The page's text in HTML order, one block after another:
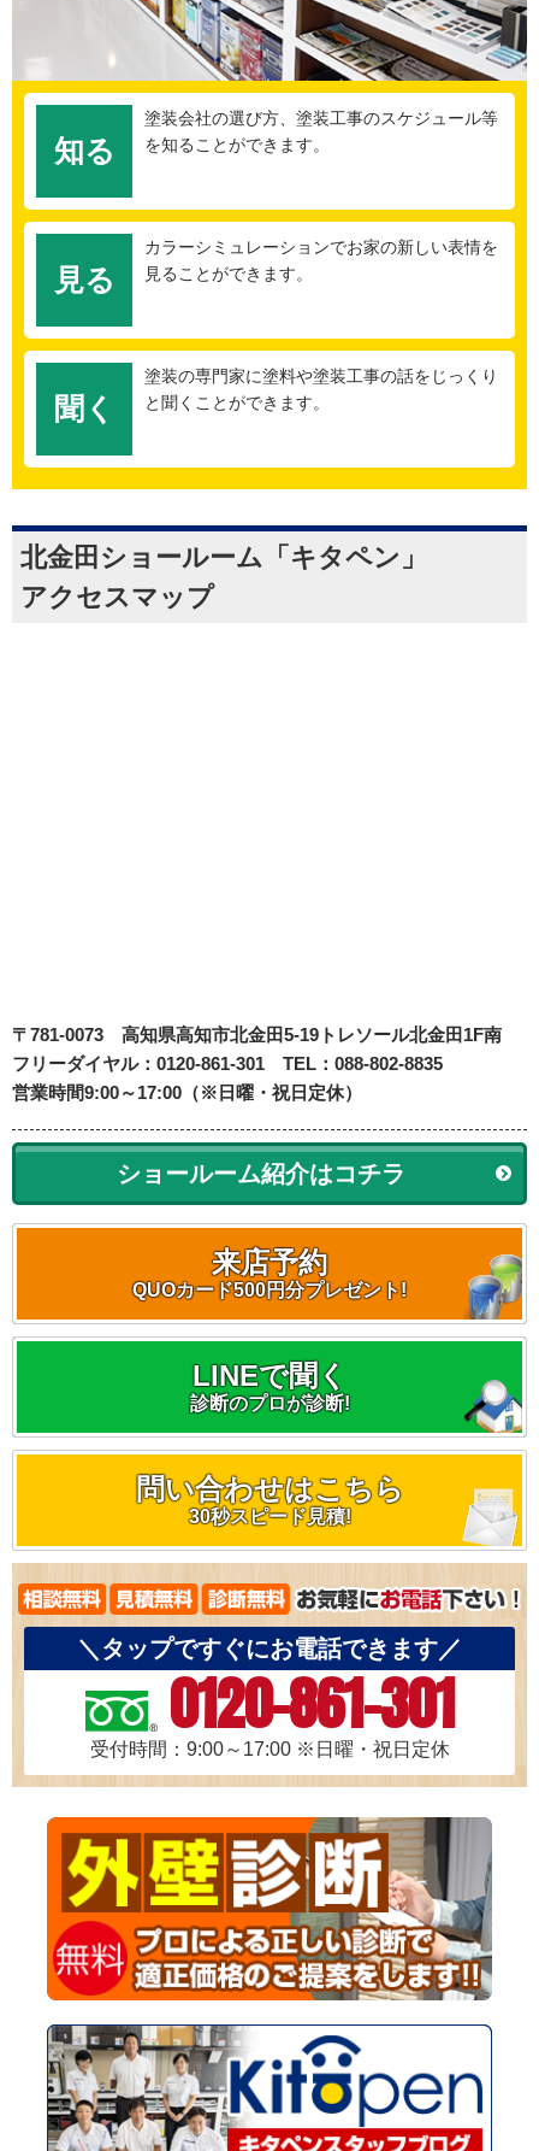
知る
塗装会社の選び方、塗装工事のスケジュール等
を知ることができます。
見る
カラーシミュレーションでお家の新しい表情を
見ることができます。
聞く
塗装の専門家に塗料や塗装工事の話をじっくり
と聞くことができます。
北金田ショールーム「キタペン」
アクセスマップ
〒781-0073 高知県高知市北金田5-19 トレソール北金田1F南
フリーダイヤル：0120-861-301 TEL：088-802-8835
営業時間9:00～17:00（※日曜・祝日定休）
ショールーム紹介はコチラ
来店予約
QUOカード500円分プレゼント!
LINEで聞く
診断のプロが診断!
問い合わせはこちら
30秒スピード見積!
＼タップですぐにお電話できます／
0120-861-301
受付時間：9:00～17:00 ※日曜・祝日定休